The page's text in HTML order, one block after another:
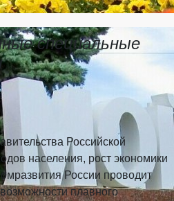
специальные
Российской
населения, рост экономики
России проводит
плавного